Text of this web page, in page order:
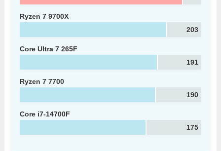
Ryzen 7 9700X
203
Core Ultra 7 265F
191
Ryzen 7 7700
190
Core i7-14700F
175